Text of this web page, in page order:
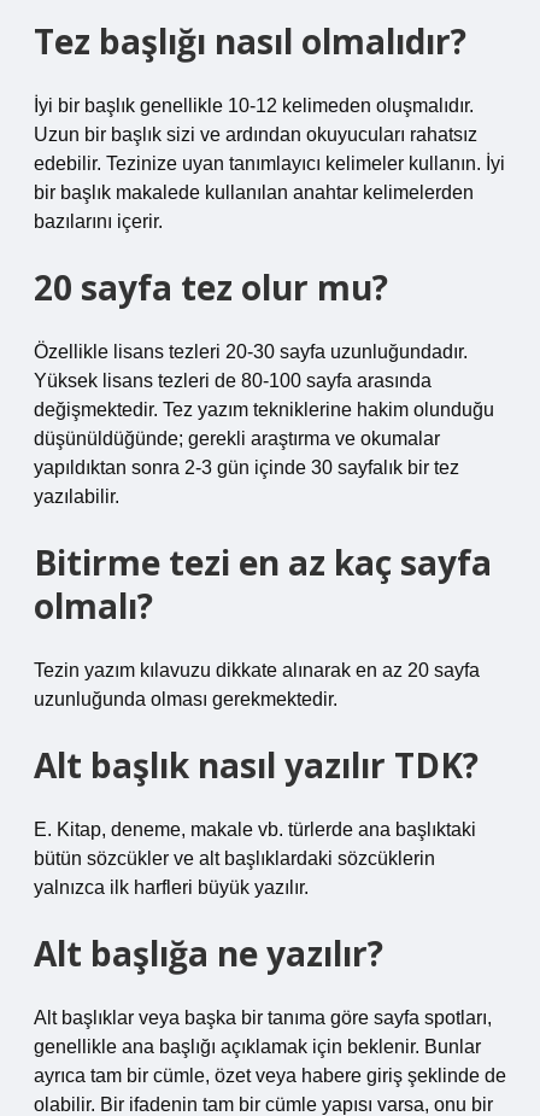
Tez başlığı nasıl olmalıdır?
İyi bir başlık genellikle 10-12 kelimeden oluşmalıdır.
Uzun bir başlık sizi ve ardından okuyucuları rahatsız
edebilir. Tezinize uyan tanımlayıcı kelimeler kullanın. İyi
bir başlık makalede kullanılan anahtar kelimelerden
bazılarını içerir.
20 sayfa tez olur mu?
Özellikle lisans tezleri 20-30 sayfa uzunluğundadır.
Yüksek lisans tezleri de 80-100 sayfa arasında
değişmektedir. Tez yazım tekniklerine hakim olunduğu
düşünüldüğünde; gerekli araştırma ve okumalar
yapıldıktan sonra 2-3 gün içinde 30 sayfalık bir tez
yazılabilir.
Bitirme tezi en az kaç sayfa
olmalı?
Tezin yazım kılavuzu dikkate alınarak en az 20 sayfa
uzunluğunda olması gerekmektedir.
Alt başlık nasıl yazılır TDK?
E. Kitap, deneme, makale vb. türlerde ana başlıktaki
bütün sözcükler ve alt başlıklardaki sözcüklerin
yalnızca ilk harfleri büyük yazılır.
Alt başlığa ne yazılır?
Alt başlıklar veya başka bir tanıma göre sayfa spotları,
genellikle ana başlığı açıklamak için beklenir. Bunlar
ayrıca tam bir cümle, özet veya habere giriş şeklinde de
olabilir. Bir ifadenin tam bir cümle yapısı varsa, onu bir